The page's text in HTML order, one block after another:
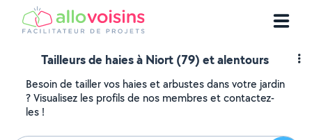
Tailleurs de haies à Niort (79) et alentours
Besoin de tailler vos haies et arbustes dans votre jardin
? Visualisez les profils de nos membres et contactez-
les !